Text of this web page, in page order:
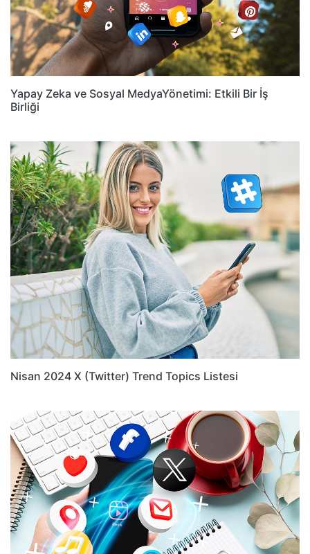
Yapay Zeka ve Sosyal MedyaYönetimi: Etkili Bir İş
Birliği
Nisan 2024 X (Twitter) Trend Topics Listesi